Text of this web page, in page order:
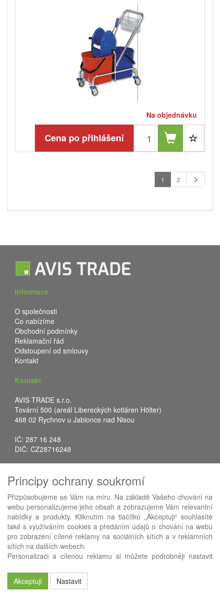
Na objednávku
Cena po přihlášení
1 2
Informace
O společnosti
Co nabízíme
Obchodní podmínky
Reklamační řád
Odstoupení od smlouvy
Kontakt
Kontakt
AVIS TRADE s.r.o.
Tovární 500 (areál Libereckých kotláren Hölter)
468 02 Rychnov u Jablonce nad Nisou
IČ: 287 16 248
DIČ: CZ28716248
Fax: +420 483 034 590
E-mail:info@avistrade.cz
Web:www.avistrade.cz
Používáme ABRA eShop- nejlepší řešení e-commerce pro náš
Principy ochrany soukromí
Přizpůsobujeme se Vám na míru. Na základě Vašeho chování na
webu personalizujeme jeho obsah a zobrazujeme Vám relevantní
nabídky a produkty. Kliknutím na tlačítko „Akceptuji“ souhlasíte
také s využíváním cookies a předáním údajů o chování na webu
pro zobrazení cílené reklamy na sociálních sítích a v reklamních
sítích na dalších webech.
Personalizaci a cílenou reklamu si můžete podrobněji nastavit
Akceptuji
Nastavit